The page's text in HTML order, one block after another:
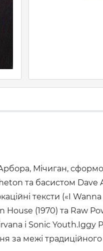
Мічиган,
та басистом Dave
тексти («I
(1970) та Raw
і Sonic
межі